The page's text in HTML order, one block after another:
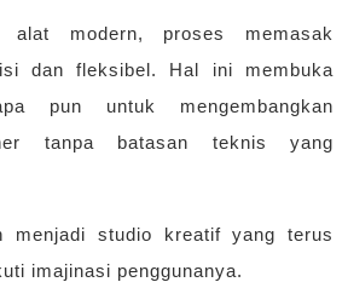
alat modern, proses memasak
dan fleksibel. Hal ini membuka
pun untuk mengembangkan
tanpa batasan teknis yang
menjadi studio kreatif yang terus
imajinasi penggunanya.